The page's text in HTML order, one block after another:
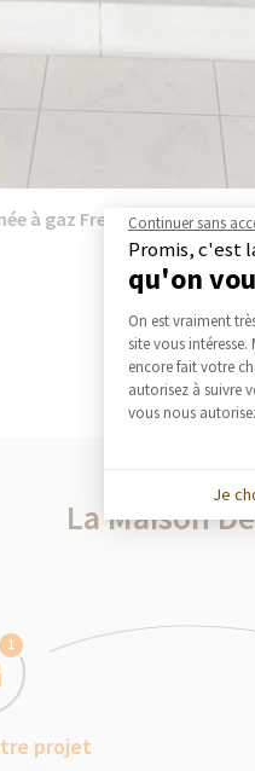
à gaz Fresquiennes (7657...
PLUS
La Maison
1
projet
Continuer sans
Promis, c'est
qu'on
On est vraiment
site vous
encore fait votre
autorisez à suivre
vous nous
Je